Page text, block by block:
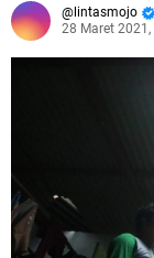
lintasmojo
28 Maret 2021,